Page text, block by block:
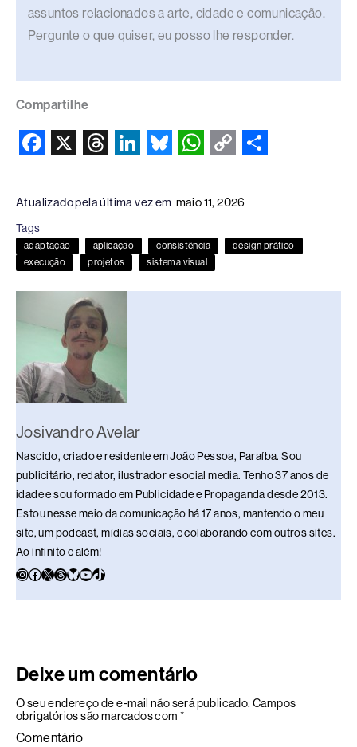
assuntos relacionados a arte, cidade e comunicação.
Pergunte o que quiser, eu posso lhe responder.
Compartilhe
a
c
e
b
o
o
h
e
a
d
s
i
k
e
d
l
e
s
k
h
t
s
A
o
y
L
i
h
r
Atualizado pela última vez em maio 11, 2026
Tags
adaptação aplicação consistência
design prático
execução
projetos sistema visual
Josivandro Avelar
Nascido, criado e residente em João Pessoa, Paraíba. Sou
publicitário, redator, ilustrador e social media. Tenho 37 anos de
idade e sou formado em Publicidade e Propaganda desde 2013.
Estou nesse meio da comunicação há 17 anos, mantendo o meu
site, um podcast, mídias sociais, e colaborando com outros sites.
Ao infinito e além!
Deixe um comentário
O seu endereço de e-mail não será publicado. Campos
obrigatórios são marcados com *
Comentário